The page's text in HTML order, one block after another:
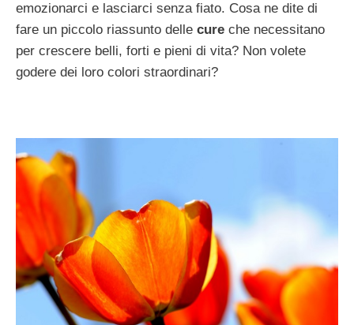
emozionarci e lasciarci senza fiato. Cosa ne dite di
fare un piccolo riassunto delle cure che necessitano
per crescere belli, forti e pieni di vita? Non volete
godere dei loro colori straordinari?